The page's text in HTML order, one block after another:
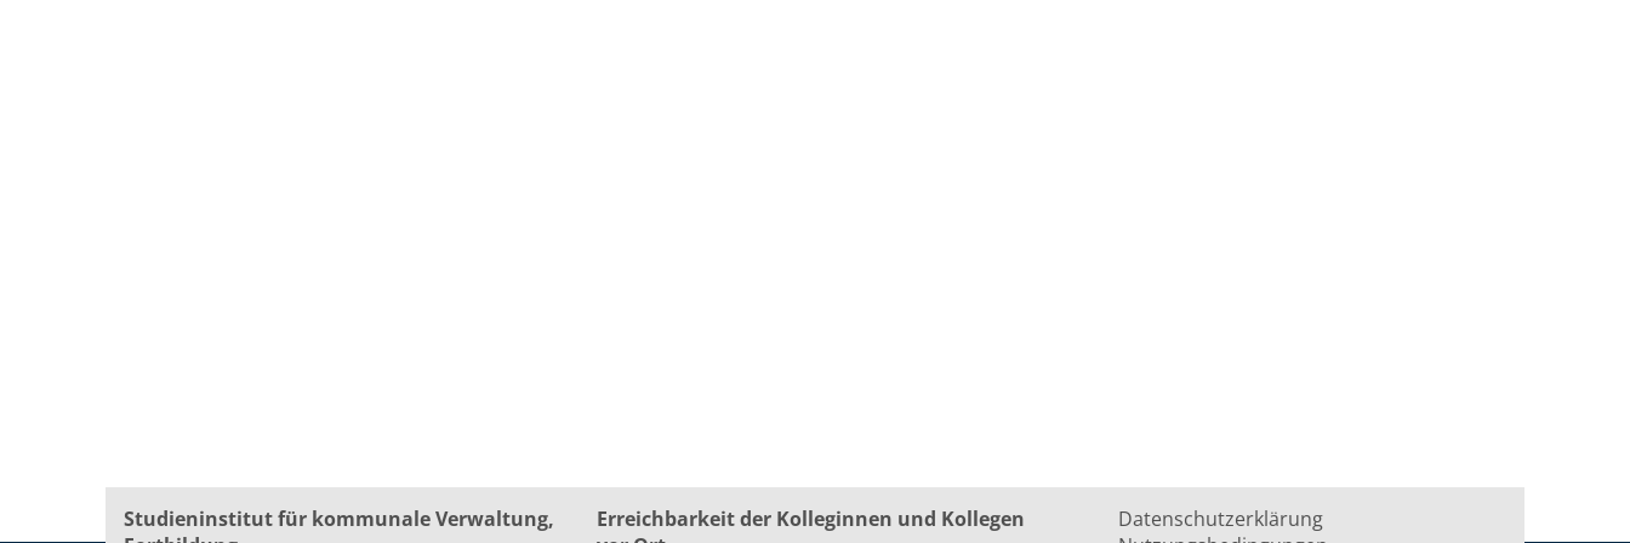
Studieninstitut für kommunale Verwaltung,
Erreichbarkeit der Kolleginnen und Kollegen
Datenschutzerklärung